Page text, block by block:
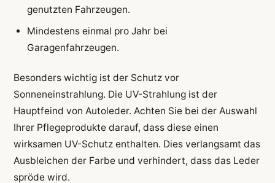
genutzten Fahrzeugen.
Mindestens einmal pro Jahr bei
Garagenfahrzeugen.
Besonders wichtig ist der Schutz vor
Sonneneinstrahlung. Die UV-Strahlung ist der
Hauptfeind von Autoleder. Achten Sie bei der Auswahl
Ihrer Pflegeprodukte darauf, dass diese einen
wirksamen UV-Schutz enthalten. Dies verlangsamt das
Ausbleichen der Farbe und verhindert, dass das Leder
spröde wird.